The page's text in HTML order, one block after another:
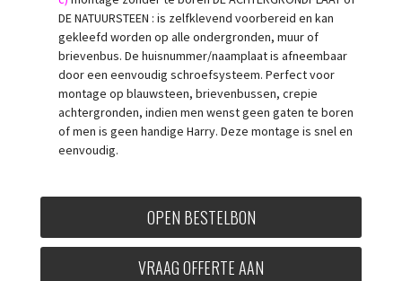
DE NATUURSTEEN : is zelfklevend voorbereid en kan
gekleefd worden op alle ondergronden, muur of
brievenbus. De huisnummer/naamplaat is afneembaar
door een eenvoudig schroefsysteem. Perfect voor
montage op blauwsteen, brievenbussen, crepie
achtergronden, indien men wenst geen gaten te boren
of men is geen handige Harry. Deze montage is snel en
eenvoudig.
OPEN BESTELBON
VRAAG OFFERTE AAN